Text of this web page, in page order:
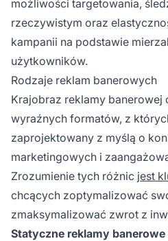
możliwości targetowania,
rzeczywistym oraz
kampanii na podstawie
użytkowników.
Rodzaje reklam banerowych
Krajobraz reklamy banerowej
wyraźnych formatów, z
zaprojektowany z myślą o
marketingowych i
Zrozumienie tych różnic jest
chcących zoptymalizować
zmaksymalizować zwrot z
Statyczne reklamy banerowe